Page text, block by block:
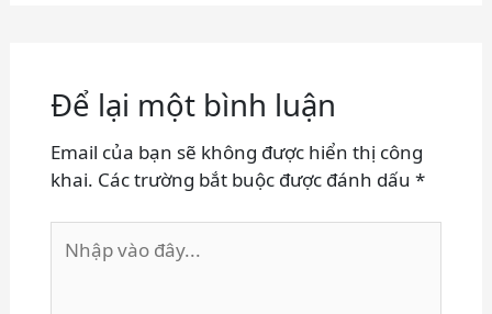
Để lại một bình luận
Email của bạn sẽ không được hiển thị công
khai. Các trường bắt buộc được đánh dấu *
vào